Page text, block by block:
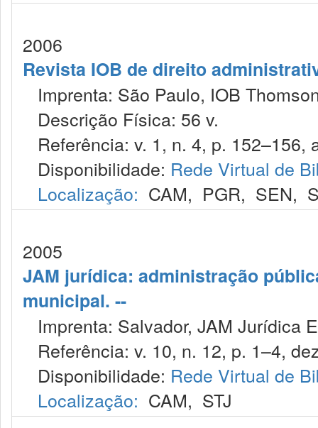
2006
Revista IOB de direito
Imprenta: São Paulo, IOB
Descrição Física: 56 v.
Referência: v. 1, n. 4, p. 152–156,
Disponibilidade: Rede Virtual de
Localização: CAM, PGR, SEN,
2005
JAM jurídica: administração
municipal. --
Imprenta: Salvador, JAM Jurídica
Referência: v. 10, n. 12, p. 1–4,
Disponibilidade: Rede Virtual de
Localização: CAM, STJ